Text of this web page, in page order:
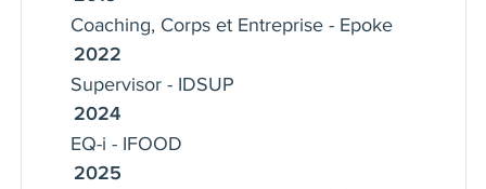
Coaching, Corps et Entreprise - Epoke
2022
Supervisor - IDSUP
2024
EQ-i - IFOOD
2025